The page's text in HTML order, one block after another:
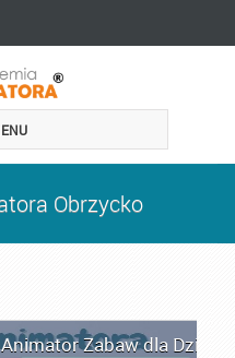
Obrzycko
Animator Zabaw dla Dzieci